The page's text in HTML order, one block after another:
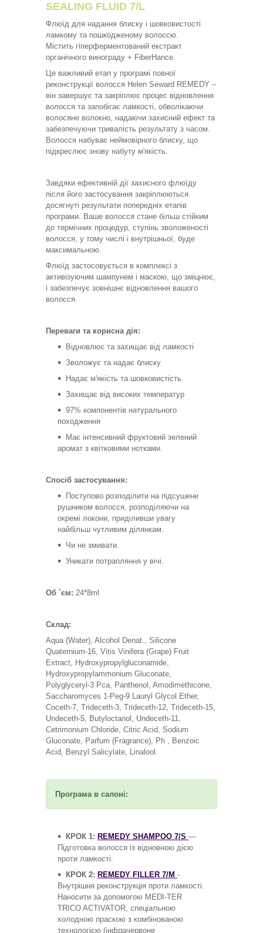
SEALING FLUID 7/L
Флюїд для надання блиску і шовковистості
ламкому та пошкодженому волоссю.
Містить гіперферментований екстракт
органічного винограду + FiberHance.
Це важливий етап у програмі повної
реконструкції волосся Helen Seward REMEDY –
він завершує та закріплює процес відновлення
волосся та запобігає ламкості, обволікаючи
волосяне волокно, надаючи захисний ефект та
забезпечуючи тривалість результату з часом.
Волосся набуває неймовірного блиску, що
підкреслює знову набуту м'якість.
Завдяки ефективній дії захисного флюїду
після його застосування закріплюються
досягнуті результати попередніх етапів
програми. Ваше волосся стане більш стійким
до термічних процедур, ступінь зволоженості
волосся, у тому числі і внутрішньої, буде
максимальною.
Флюїд застосовується в комплексі з
активізуючим шампунем і маскою, що зміцнює,
і забезпечує зовнішнє відновлення вашого
волосся.
Переваги та корисна дія:
Відновлює та захищає від ламкості
Зволожує та надає блиску
Надає м'якість та шовковистість.
Захищає від високих температур
97% компонентів натурального
походження
Має інтенсивний фруктовий зелений
аромат з квітковими нотками.
Спосіб застосування:
Поступово розподілити на підсушене
рушником волосся, розподіляючи на
окремі локони, приділивши увагу
найбільш чутливим ділянкам.
Чи не змивати.
Уникати потрапляння у вічі.
Об `єм: 24*8ml
Склад:
Aqua (Water), Alcohol Denat., Silicone
Quaternium-16, Vitis Vinifera (Grape) Fruit
Extract, Hydroxypropylgluconamide,
Hydroxypropylammonium Gluconate,
Polyglyceryl-3 Pca, Panthenol, Amodimethicone,
Saccharomyces 1-Peg-9 Lauryl Glycol Ether,
Coceth-7, Trideceth-3, Trideceth-12, Trideceth-15,
Undeceth-5, Butyloctanol, Undeceth-11,
Cetrimonium Chloride, Citric Acid, Sodium
Gluconate, Parfum (Fragrance), Ph , Benzoic
Acid, Benzyl Salicylate, Linalool.
Програма в салоні:
КРОК 1: REMEDY SHAMPOO 7/S —
Підготовка волосся із відновною дією
проти ламкості.
КРОК 2: REMEDY FILLER 7/M -
Внутрішня реконструкція проти ламкості.
Наносити за допомогою MEDI-TER
TRICO ACTIVATOR, спеціальною
холодною праскою з комбінованою
технологією (інфрачервоне